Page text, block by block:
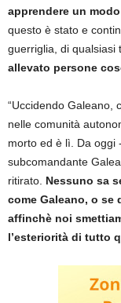
apprendere un
questo è stato e
guerriglia, di qualsiasi
allevato persone
“Uccidendo Galeano,
nelle comunità
morto ed è lì. Da oggi
subcomandante
ritirato. Nessuno sa
come Galeano, o se
affinchè noi
l’esteriorità di tutto